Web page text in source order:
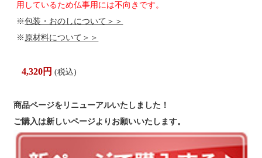
用しているため仏事用には不向きです。
※包装・おのしについて＞＞
※ 原材料について＞＞
4,320円(税込)
商品ページをリニューアルいたしました！
ご購入は新しいページよりお願いいたします。